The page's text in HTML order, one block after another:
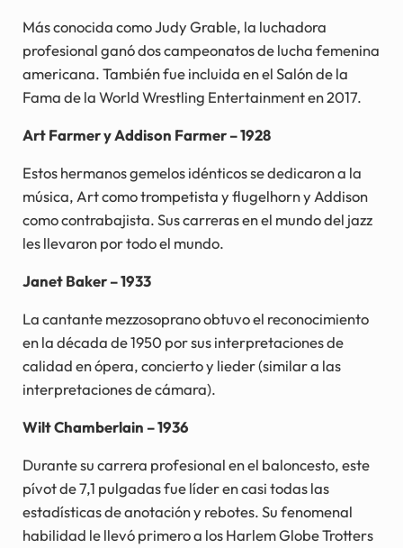
Más conocida como Judy Grable, la luchadora
profesional ganó dos campeonatos de lucha femenina
americana. También fue incluida en el Salón de la
Fama de la World Wrestling Entertainment en 2017.
Art Farmer y Addison Farmer – 1928
Estos hermanos gemelos idénticos se dedicaron a la
música, Art como trompetista y flugelhorn y Addison
como contrabajista. Sus carreras en el mundo del jazz
les llevaron por todo el mundo.
Janet Baker – 1933
La cantante mezzosoprano obtuvo el reconocimiento
en la década de 1950 por sus interpretaciones de
calidad en ópera, concierto y lieder (similar a las
interpretaciones de cámara).
Wilt Chamberlain – 1936
Durante su carrera profesional en el baloncesto, este
pívot de 7,1 pulgadas fue líder en casi todas las
estadísticas de anotación y rebotes. Su fenomenal
habilidad le llevó primero a los Harlem Globe Trotters